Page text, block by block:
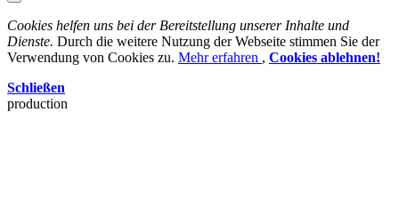
Cookies helfen uns bei der Bereitstellung unserer Inhalte und
Dienste. Durch die weitere Nutzung der Webseite stimmen Sie der
Verwendung von Cookies zu. Mehr erfahren , Cookies ablehnen!
Schließen
production